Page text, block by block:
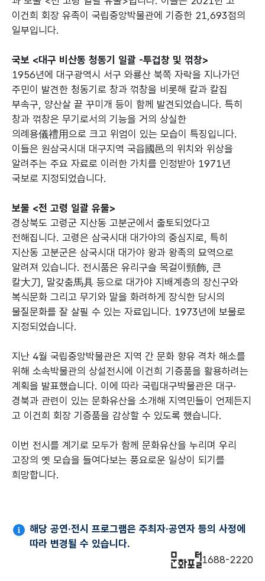
이건희 회장 유족이 국립중앙박물관에 기증한 21,693점의
일부입니다.
국보 <대구 비산동 청동기 일괄 -투겁창 및 꺾창>
1956년에 대구광역시 서구 와룡산 북쪽 자락을 지나가던
주민이 발견한 청동기로 창과 꺾창을 비롯해 칼과 칼집
부속구, 양산살 끝 꾸미개 등이 함께 발견되었습니다. 특히
창과 꺾창은 무기로서의 기능을 거의 상실한
의례용儀禮用으로 크고 위엄이 있는 모습이 특징입니다.
이들은 원삼국시대 대구지역 국읍國邑의 위치와 위상을
알려주는 주요 자료로 이러한 가치를 인정받아 1971년
국보로 지정되었습니다.
보물 <전 고령 일괄 유물>
경상북도 고령군 지산동 고분군에서 출토되었다고
전해집니다. 고령은 삼국시대 대가야의 중심지로, 특히
지산동 고분군은 삼국시대 대가야 왕과 왕족의 묘역으로
알려져 있습니다. 전시품은 유리구슬 목걸이頸飾, 큰
칼大刀, 말갖춤馬具 등으로 대가야 지배계층의 장신구와
복식문화 그리고 무기와 말을 화려하게 장식한 당시의
물질문화를 잘 살필 수 있는 자료입니다. 1973년에 보물로
지정되었습니다.
지난 4월 국립중앙박물관은 지역 간 문화 향유 격차 해소를
위해 소속박물관의 상설전시에 이건희 기증품을 활용하려는
계획을 발표했습니다. 이에 따라 국립대구박물관은 대구·
경북과 관련이 있는 문화유산을 소개해 지역민들이 언제든지
고 이건희 회장 기증품을 감상할 수 있도록 했습니다.
이번 전시를 계기로 모두가 함께 문화유산을 누리며 우리
고장의 옛 모습을 들여다보는 풍요로운 일상이 되기를
희망합니다.
해당 공연·전시 프로그램은 주최자·공연자 등의 사정에
따라 변경될 수 있습니다.
1688-2220